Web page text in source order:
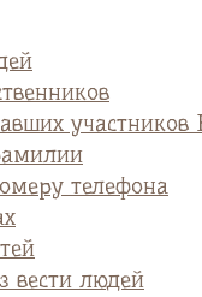
участников
телефона
вести людей